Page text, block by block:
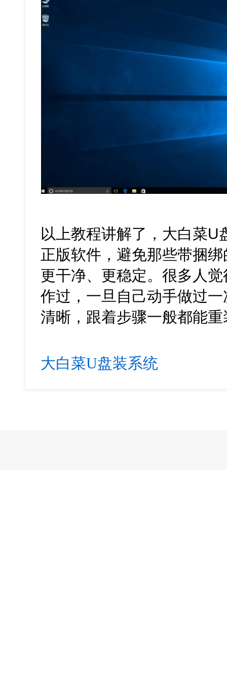
以上教程讲解了，大白菜
正版软件，避免那些带捆
更干净、更稳定。很多人
作过，一旦自己动手做过
清晰 ，跟着步骤一般都能
大白菜U盘装系统